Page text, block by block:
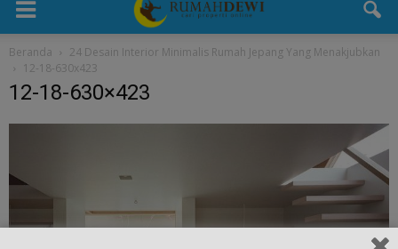
Beranda
24 Desain Interior Minimalis Rumah Jepang Yang Menakjubkan
12-18-630x423
12-18-630×423